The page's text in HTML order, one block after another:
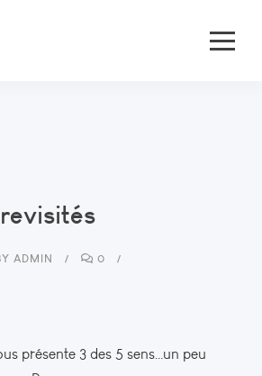
ADMIN 0
présente 3 des 5 sens…un peu